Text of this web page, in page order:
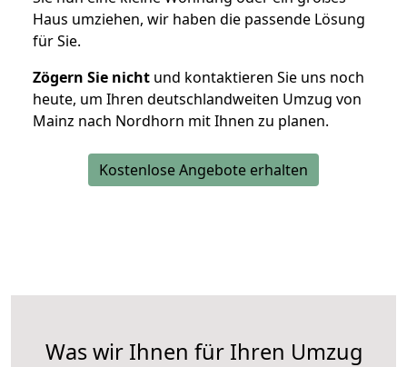
Haus umziehen, wir haben die passende Lösung
für Sie.
Zögern Sie nicht und kontaktieren Sie uns noch
heute, um Ihren deutschlandweiten Umzug von
Mainz nach Nordhorn mit Ihnen zu planen.
Kostenlose Angebote erhalten
Was wir Ihnen für Ihren Umzug